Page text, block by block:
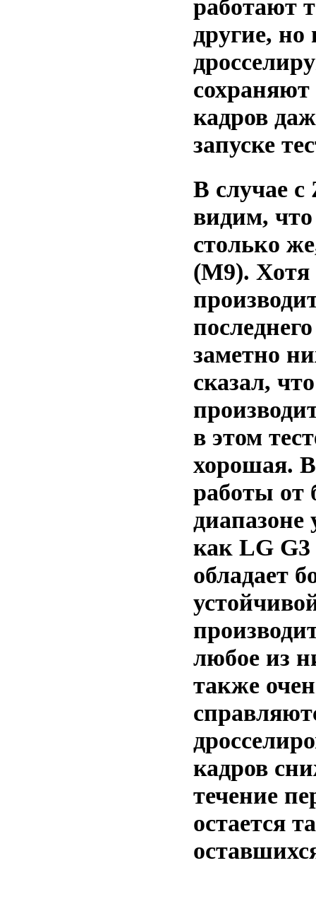
работают
другие, но
кадров
запуске
В случае
видим,
столько
(M9). Хотя
заметно
сказал, что
в этом
хорошая.
работы от
диапазоне
как LG G3
обладает
любое из
также
кадров
течение
остается